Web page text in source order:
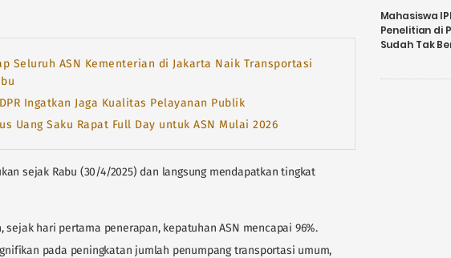
Seluruh ASN Kementerian di Jakarta Naik Transportasi
Ingatkan Jaga Kualitas Pelayanan Publik
Uang Saku Rapat Full Day untuk ASN Mulai 2026
sejak Rabu (30/4/2025) dan langsung mendapatkan tingkat
sejak hari pertama penerapan, kepatuhan ASN mencapai 96%.
pada peningkatan jumlah penumpang transportasi umum,
Mahasiswa
Penelitian di
Sudah Tak